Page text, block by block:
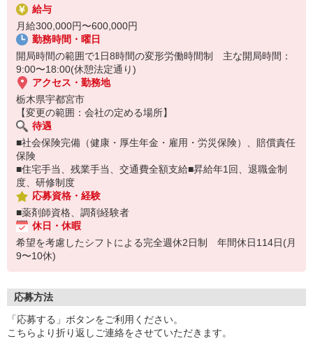
給与
月給300,000円〜600,000円
勤務時間・曜日
開局時間の範囲で1日8時間の変形労働時間制 主な開局時間：
9:00〜18:00(休憩法定通り)
アクセス・勤務地
栃木県宇都宮市
【変更の範囲：会社の定める場所】
待遇
■社会保険完備（健康・厚生年金・雇用・労災保険）、賠償責任
保険
■住宅手当、残業手当、交通費全額支給■昇給年1回、退職金制
度、研修制度
応募資格・経験
■薬剤師資格、調剤経験者
休日・休暇
希望を考慮したシフトによる完全週休2日制 年間休日114日(月
9〜10休)
応募方法
「応募する」ボタンをご利用ください。
こちらより折り返しご連絡をさせていただきます。